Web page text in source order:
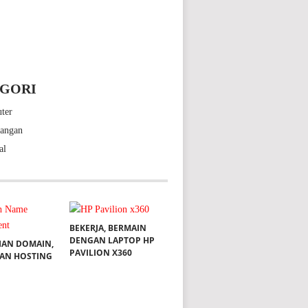
DOMAIN,
HOSTING
BEKERJA, BERMAIN
DENGAN LAPTOP HP
PAVILION X360